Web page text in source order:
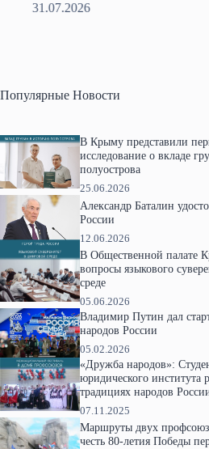
31.07.2026
Популярные Новости
В Крыму представили
исследование о вкладе
полуострова
25.06.2026
Александр Баталин
России
12.06.2026
В Общественной палате
вопросы языкового
среде
05.06.2026
Владимир Путин дал
народов России
05.02.2026
«Дружба народов»:
юридического института
традициях народов
07.11.2025
Маршруты двух
честь 80-летия Победы